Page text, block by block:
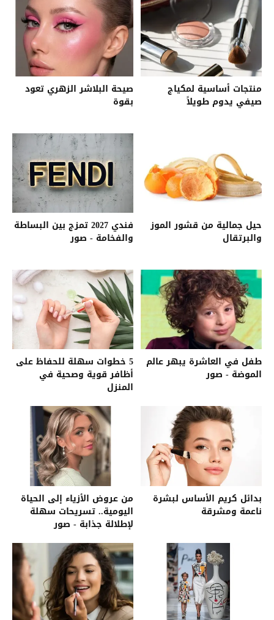
منتجات أساسية لمكياج
صيفي يدوم طويلاً
صيحة البلاشر الزهري تعود
بقوة
حيل جمالية من قشور الموز
والبرتقال
فندي 2027 تمزج بين البساطة
والفخامة - صور
طفل في العاشرة يبهر عالم
الموضة - صور
5 خطوات سهلة للحفاظ على
أظافر قوية وصحية في
المنزل
بدائل كريم الأساس لبشرة
ناعمة ومشرقة
من عروض الأزياء إلى الحياة
اليومية.. تسريحات سهلة
لإطلالة جذابة - صور